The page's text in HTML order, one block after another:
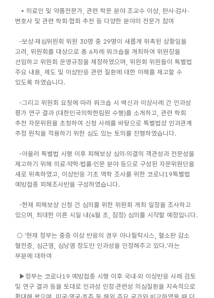
* 의료인 및 약품전문가, 관련 학문 분야 조교수 이상, 판사·검사·
변호사 및 관련 학회·협회 추천 등 다양한 분야의 전문가 참여
-보상·재심위원회 위원 30명 중 29명이 새롭게 위촉된 상황임을
고려, 위원회를 대상으로 총 6차례 워크숍을 개최하여 위원장을
선임하고 위원회 운영규정을 제정하였으며, 위원회 위원들이 특별법
주요 내용, 제도 및 이상반응 관련 질환에 대한 이해를 제고할 수
있도록 하였습니다.
-그리고 위원회 요청에 따라 워크숍 시 백신과 이상사례 간 인과성
평가 연구 결과 (대한민국의학한림원 수행)를 소개하고, 관련 학회
추천 자문위원을 초청하여 신청 사례를 바탕으로 특별법상 인과관계
추정 원칙을 적용하기 위한 심도 있는 토의를 진행하였습니다.
-아울러 특별법 시행 이후 피해보상 심의·의결의 객관성과 전문성을
제고하기 위해 의료·약학·법률·인문 분야 등으로 구성된 자문위원단을
새로 위촉하였고, 이상반응 기초 역학 조사를 위한 코로나19특별법
예방접종 피해조사반을 구성하였습니다.
-현재 피해보상 신청 건 심의를 위한 위원회 개최 일정을 조사하고
있으며, 최대한 이른 시일 내(4월 초, 잠정) 심의를 시작할 예정입니다.
○ ‘현재 정부는 중증 이상 반응의 경우 아나필락시스, 혈소판 감소
혈전증, 심근염, 심낭염 정도만 인과성을 인정해주고 있다.’라는
부분에 대하여
▶정부는 코로나19 예방접종 시행 이후 국내·외 이상반응 사례 검토
및 연구 결과 등을 토대로 인과성 인정·관련성 의심질환을 지속적으로